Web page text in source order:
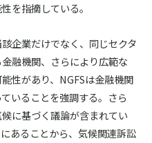
を指摘している。
企業だけでなく、同じセクタ
融機関、さらにより広範な
性があり、NGFSは金融機関
いることを強調する。さら
に基づく議論が含まれてい
あることから、気候関連訴訟